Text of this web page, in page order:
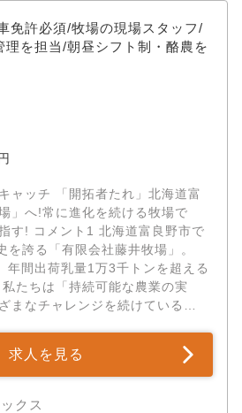
免許必須/牧場の現場スタッフ/
理を担当/朝昼シフト制・酪農を
ャッチ 「開拓者たれ」北海道富
」へ!常に進化を続ける牧場で
良野市で
誇る「有限会社藤井牧場」。
年間出荷乳量1万3千トンを超える
たちは「持続可能な農業の実
まなチャレンジを続けている集
求人を見る
クス